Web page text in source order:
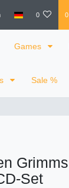
0 0
Games
Sale %
Grimms
Set